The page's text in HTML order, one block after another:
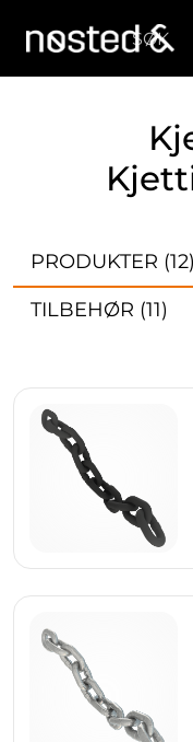
Søk
PRODUKTER (12)
TILBEHØR (11)